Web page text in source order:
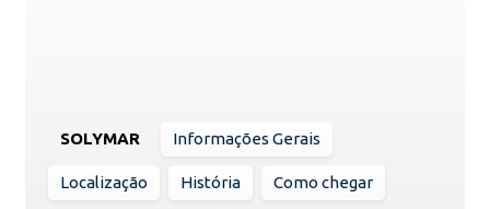
SOLYMAR Informações Gerais
Localização História Como chegar